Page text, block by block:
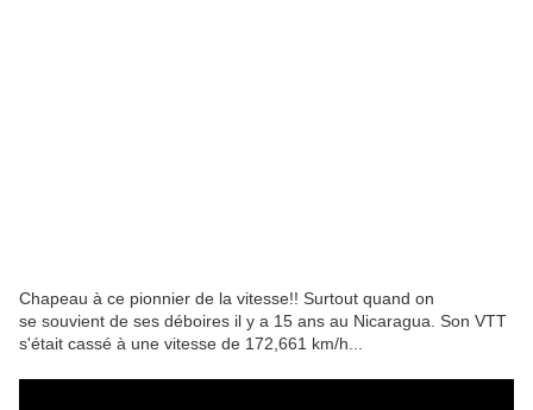
Chapeau à ce pionnier de la vitesse!! Surtout quand on
se souvient de ses déboires il y a 15 ans au Nicaragua. Son VTT
s'était cassé à une vitesse de 172,661 km/h...